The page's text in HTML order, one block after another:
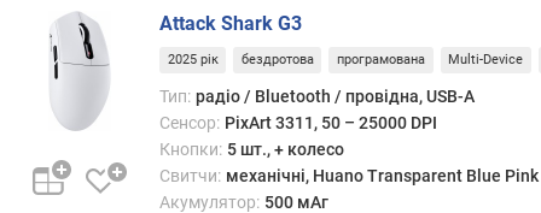
з
а
с
т
Attack Shark G3
2025 рік бездротова програмована Multi-Device
Тип: радіо / Bluetooth / провідна, USB-A
Сенсор: PixArt 3311, 50 – 25000 DPI
Кнопки: 5 шт., + колесо
Свитчи: механічні, Huano Transparent Blue
Акумулятор: 500 мАг